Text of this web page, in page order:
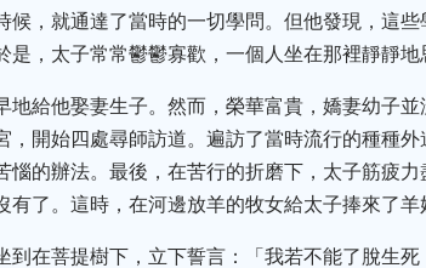
候，就通達了當時的一切學問。但他發現，這
，太子常常鬱鬱寡歡，一個人坐在那裡靜靜地
地給他娶妻生子。然而，榮華富貴，嬌妻幼子
，開始四處尋師訪道。遍訪了當時流行的種種
惱的辦法。最後，在苦行的折磨下，太子筋疲
了。這時，在河邊放羊的牧女給太子捧來了羊
到在菩提樹下，立下誓言：「我若不能了脫生